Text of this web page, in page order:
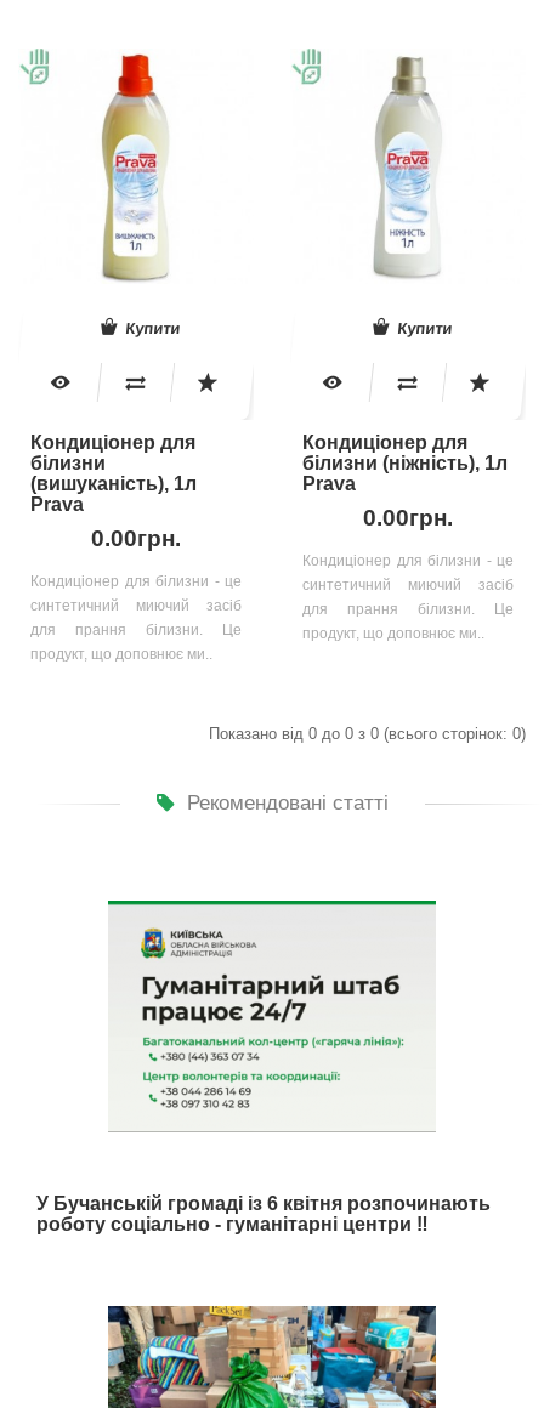
Купити
Кондиціонер для
білизни
(вишуканість), 1л
Prava
0.00грн.
Кондиціонер для білизни - це
синтетичний миючий засіб
для прання білизни. Це
продукт, що доповнює ми..
Купити
Кондиціонер для
білизни (ніжність), 1л
Prava
0.00грн.
Кондиціонер для білизни - це
синтетичний миючий засіб
для прання білизни. Це
продукт, що доповнює ми..
Показано від 0 до 0 з 0 (всього сторінок: 0)
Рекомендовані статті
У Бучанській громаді із 6 квітня розпочинають
роботу соціально - гуманітарні центри ‼️